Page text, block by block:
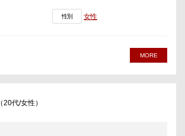
性別 女性
MORE
（20代/女性）